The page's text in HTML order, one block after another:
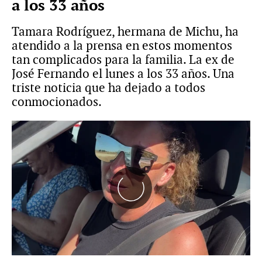
a los 33 años
Tamara Rodríguez, hermana de Michu, ha
atendido a la prensa en estos momentos
tan complicados para la familia. La ex de
José Fernando el lunes a los 33 años. Una
triste noticia que ha dejado a todos
conmocionados.